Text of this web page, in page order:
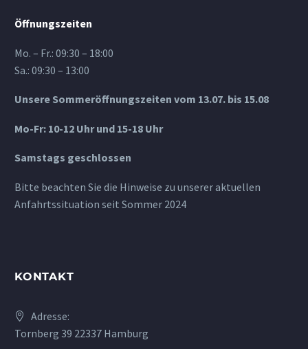
Öffnungszeiten
Mo. – Fr.: 09:30 – 18:00
Sa.: 09:30 – 13:00
Unsere Sommeröffnungszeiten vom 13.07. bis 15.08
Mo-Fr: 10-12 Uhr und 15-18 Uhr
Samstags geschlossen
Bitte beachten Sie die Hinweise zu unserer aktuellen
Anfahrtssituation seit Sommer 2024
KONTAKT
Adresse:
Tornberg 39 22337 Hamburg